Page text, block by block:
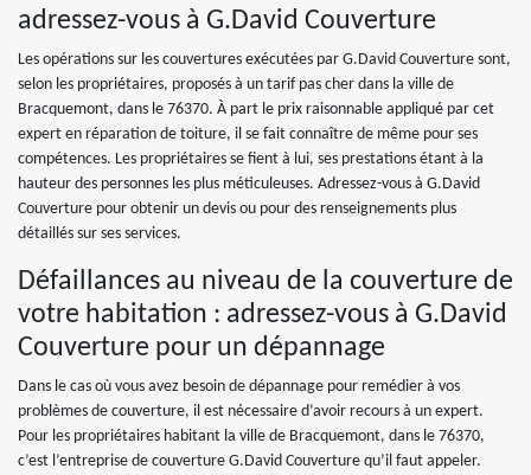
adressez-vous à G.David Couverture
Les opérations sur les couvertures exécutées par G.David Couverture sont,
selon les propriétaires, proposés à un tarif pas cher dans la ville de
Bracquemont, dans le 76370. À part le prix raisonnable appliqué par cet
expert en réparation de toiture, il se fait connaître de même pour ses
compétences. Les propriétaires se fient à lui, ses prestations étant à la
hauteur des personnes les plus méticuleuses. Adressez-vous à G.David
Couverture pour obtenir un devis ou pour des renseignements plus
détaillés sur ses services.
Défaillances au niveau de la couverture de
votre habitation : adressez-vous à G.David
Couverture pour un dépannage
Dans le cas où vous avez besoin de dépannage pour remédier à vos
problèmes de couverture, il est nécessaire d’avoir recours à un expert.
Pour les propriétaires habitant la ville de Bracquemont, dans le 76370,
c’est l’entreprise de couverture G.David Couverture qu’il faut appeler.